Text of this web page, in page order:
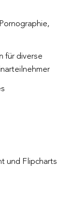
für diverse
und Flipcharts